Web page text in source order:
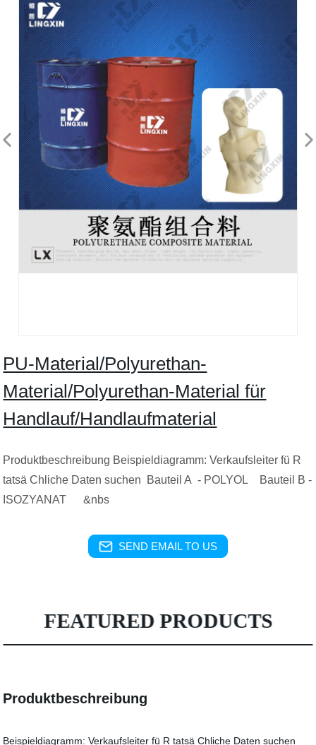
PU-Material/Polyurethan-
Material/Polyurethan-Material für
Handlauf/Handlaufmaterial
Produktbeschreibung Beispieldiagramm: Verkaufsleiter fü R
tatsä Chliche Daten suchen Bauteil A - POLYOL Bauteil B -
ISOZYANAT &nbs
SEND EMAIL TO US
FEATURED PRODUCTS
Produktbeschreibung
Beispieldiagramm: Verkaufsleiter fü R tatsä Chliche Daten suchen